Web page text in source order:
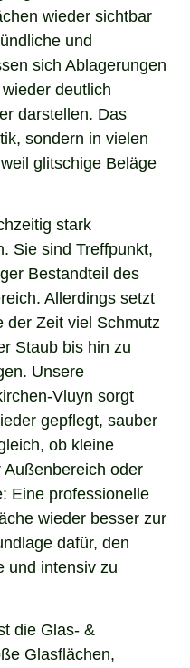
wieder sichtbar
und
sich Ablagerungen
deutlich
darstellen. Das
sondern in vielen
glitschige Beläge
stark
Sie sind Treffpunkt,
Bestandteil des
Allerdings setzt
der Zeit viel Schmutz
Staub bis hin zu
Unsere
Vluyn sorgt
gepflegt, sauber
ob kleine
oder
Eine professionelle
wieder besser zur
dafür, den
und intensiv zu
die Glas- &
Glasflächen,